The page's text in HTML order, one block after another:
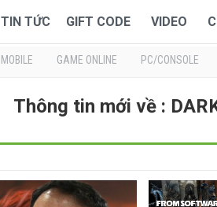
TIN TỨC GIFT CODE VIDEO
MOBILE GAME ONLINE PC/CONSOLE
Thông tin mới về :